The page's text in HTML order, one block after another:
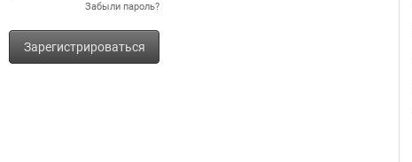
Забыли пароль?
Зарегистрироваться